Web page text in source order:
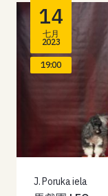
14
七月
2023
19:00
J. Poruka iela